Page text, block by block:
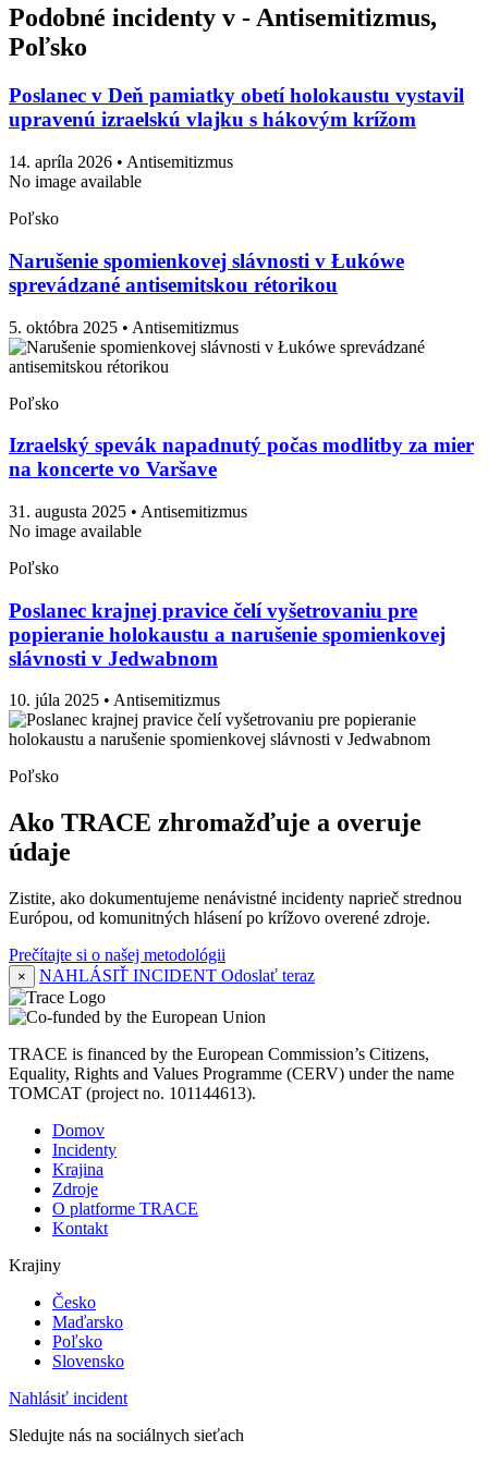
Podobné incidenty v - Antisemitizmus,
Poľsko
Poslanec v Deň pamiatky obetí holokaustu vystavil
upravenú izraelskú vlajku s hákovým krížom
14. apríla 2026 • Antisemitizmus
No image available
Poľsko
Narušenie spomienkovej slávnosti v Łukówe
sprevádzané antisemitskou rétorikou
5. októbra 2025 • Antisemitizmus
Poľsko
Izraelský spevák napadnutý počas modlitby za mier
na koncerte vo Varšave
31. augusta 2025 • Antisemitizmus
No image available
Poľsko
Poslanec krajnej pravice čelí vyšetrovaniu pre
popieranie holokaustu a narušenie spomienkovej
slávnosti v Jedwabnom
10. júla 2025 • Antisemitizmus
Poľsko
Ako TRACE zhromažďuje a overuje
údaje
Zistite, ako dokumentujeme nenávistné incidenty naprieč strednou
Európou, od komunitných hlásení po krížovo overené zdroje.
Prečítajte si o našej metodológii
× NAHLÁSIŤ INCIDENT Odoslať teraz
TRACE is financed by the European Commission’s Citizens,
Equality, Rights and Values Programme (CERV) under the name
TOMCAT (project no. 101144613).
Domov
Incidenty
Krajina
Zdroje
O platforme TRACE
Kontakt
Krajiny
Česko
Maďarsko
Poľsko
Slovensko
Nahlásiť incident
Sledujte nás na sociálnych sieťach